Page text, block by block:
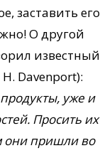
заставить его
О другой
известный
Davenport):
уже и
Просить их
они пришли во